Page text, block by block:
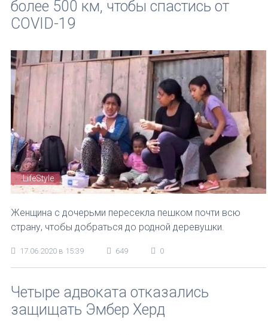
более 500 км, чтобы спастись от
COVID-19
LifeStyle
Женщина с дочерьми пересекла пешком почти всю
страну, чтобы добраться до родной деревушки.
17.06.2020 в 15:39 649 0
Четыре адвоката отказались
защищать Эмбер Херд